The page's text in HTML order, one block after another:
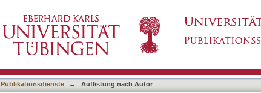
Publikationsdienste → Auflistung nach Autor